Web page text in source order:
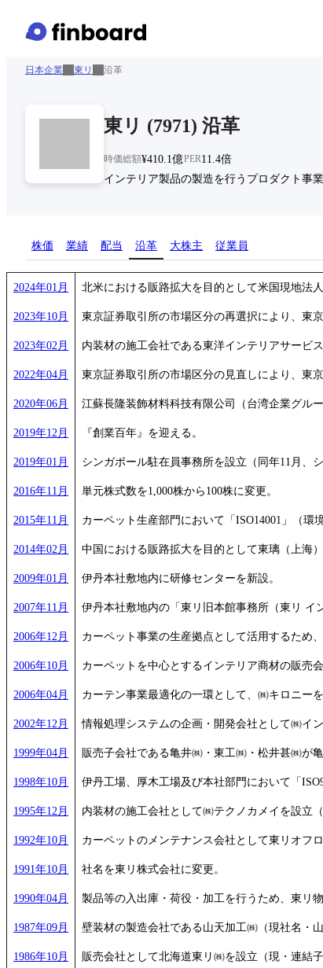
日本企業 東リ 沿革
東リ (7971) 沿革
時価総額¥410.1億PER11.4倍
インテリア製品の製造を行うプロダクト事
株価 業績 配当 沿革 大株主 従業員
2024年01月 北米における販路拡大を目的として米国現地法
2023年10月 東京証券取引所の市場区分の再選択により、東
2023年02月 内装材の施工会社である東洋インテリアサービ
2022年04月 東京証券取引所の市場区分の見直しにより、東
2020年06月 江蘇長隆装飾材料科技有限公司（台湾企業グル
2019年12月 『創業百年』を迎える。
2019年01月 シンガポール駐在員事務所を設立（同年11月、
2016年11月 単元株式数を1,000株から100株に変更。
2015年11月 カーペット生産部門において「ISO14001」（環
2014年02月 中国における販路拡大を目的として東璃（上海
2009年01月 伊丹本社敷地内に研修センターを新設。
2007年11月 伊丹本社敷地内の「東リ旧本館事務所（東リ イ
2006年12月 カーペット事業の生産拠点として活用するため
2006年10月 カーペットを中心とするインテリア商材の販売
2006年04月 カーテン事業最適化の一環として、㈱キロニー
2002年12月 情報処理システムの企画・開発会社として㈱イ
1999年04月 販売子会社である亀井㈱・東工㈱・松井甚㈱が
1998年10月 伊丹工場、厚木工場及び本社部門において「
1995年12月 内装材の施工会社として㈱テクノカメイを設立
1992年10月 カーペットのメンテナンス会社として東リオフ
1991年10月 社名を東リ株式会社に変更。
1990年04月 製品等の入出庫・荷役・加工を行うため、東リ
1987年09月 壁装材の製造会社である山天加工㈱（現社名・
1986年10月 販売会社として北海道東リ㈱を設立（現・連結子